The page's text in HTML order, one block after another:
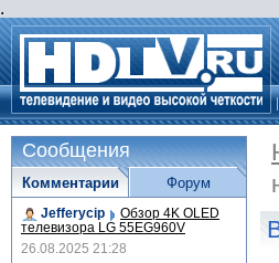
.
Сообщения
Комментарии
Jefferycip Обзор 4K OLED
телевизора LG 55EG960V
26.08.2025 21:28
Форум